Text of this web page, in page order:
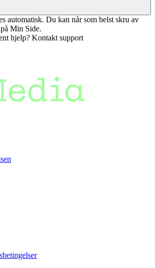
automatisk. Du kan når som helst skru av
Min Side.
hjelp? Kontakt support